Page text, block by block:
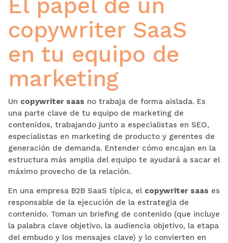
El papel de un
copywriter SaaS
en tu equipo de
marketing
Un copywriter saas no trabaja de forma aislada. Es
una parte clave de tu equipo de marketing de
contenidos, trabajando junto a especialistas en SEO,
especialistas en marketing de producto y gerentes de
generación de demanda. Entender cómo encajan en la
estructura más amplia del equipo te ayudará a sacar el
máximo provecho de la relación.
En una empresa B2B SaaS típica, el copywriter saas es
responsable de la ejecución de la estrategia de
contenido. Toman un briefing de contenido (que incluye
la palabra clave objetivo, la audiencia objetivo, la etapa
del embudo y los mensajes clave) y lo convierten en